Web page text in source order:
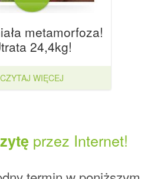
metamorfoza!
24,4kg!
CZYTAJ WIĘCEJ
przez Internet!